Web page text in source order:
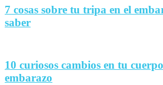
7 cosas sobre tu tripa en el
saber
10 curiosos cambios en tu
embarazo